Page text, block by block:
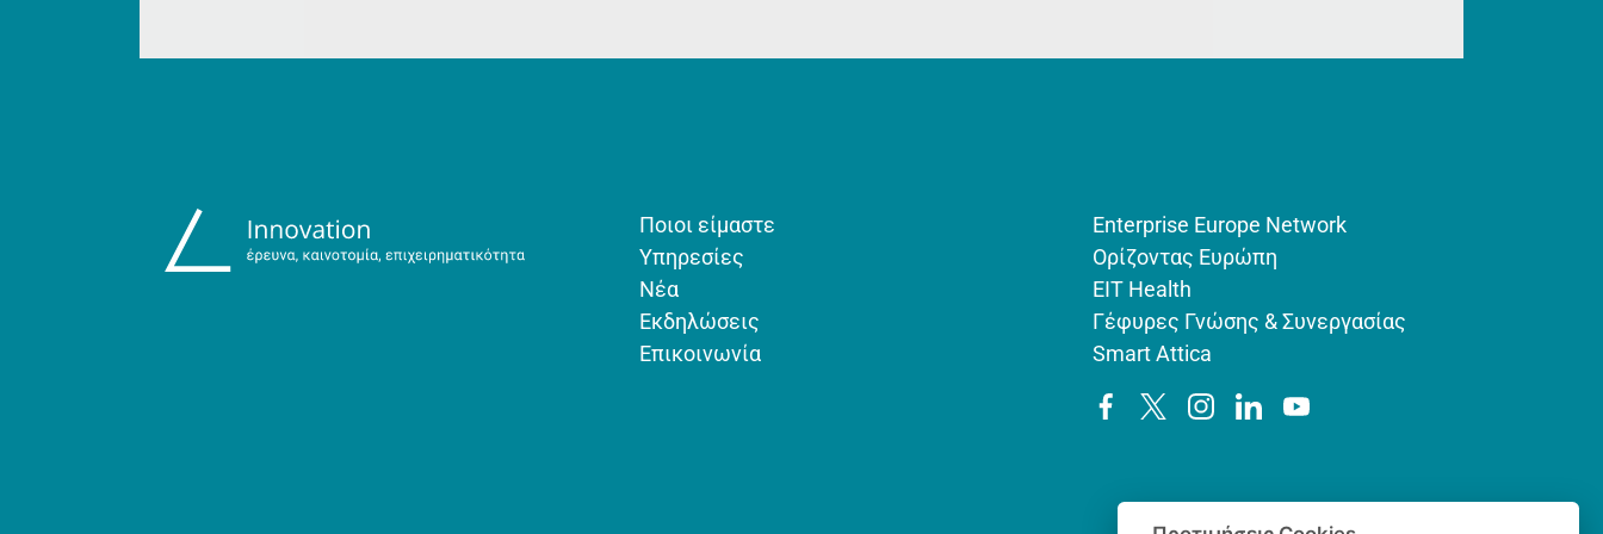
Ποιοι είμαστε
Υπηρεσίες
Νέα
Εκδηλώσεις
Επικοινωνία
Enterprise Europe Network
Ορίζοντας Ευρώπη
EIT Health
Γέφυρες Γνώσης & Συνεργασίας
Smart Attica